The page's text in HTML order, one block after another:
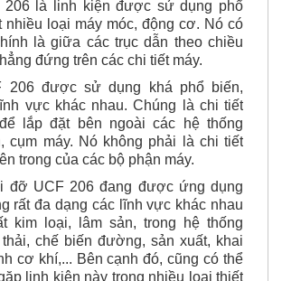
là giữacác trục dẫn theo chiều
đứng trên các chi tiết máy.
206 được sử dụng khá phổ biến,
vực khác nhau. Chúng là chi tiết
lắp đặt bên ngoài các hệ thống
cụm máy. Nó không phải là chi tiết
trong của các bộ phận máy.
đỡ UCF 206 đang được ứng dụng
rất đa dạng các lĩnh vực khác nhau
kim loại, lâm sản, trong hệ thống
chế biến đường, sản xuất, khai
cơ khí,... Bên cạnh đó, cũng có thể
linh kiện này trong nhiều loại thiết
chuyền tải, máy sàng rung, máy